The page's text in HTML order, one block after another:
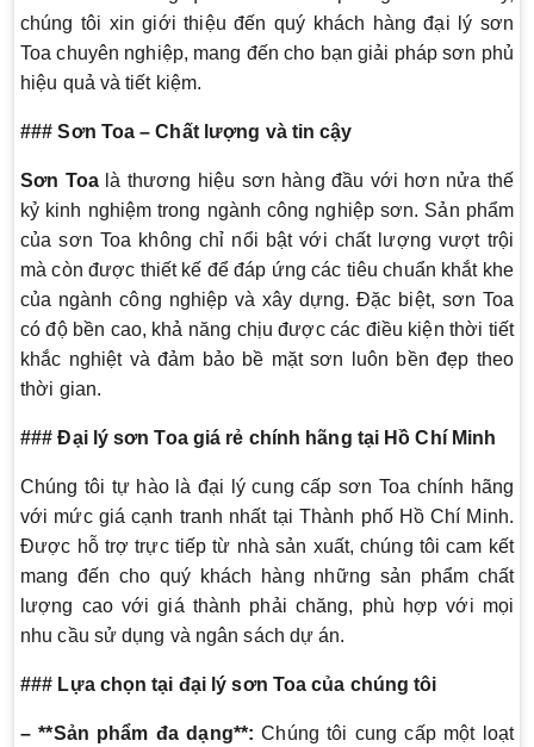
chúng tôi xin giới thiệu đến quý khách hàng đại lý sơn
Toa chuyên nghiệp, mang đến cho bạn giải pháp sơn phủ
hiệu quả và tiết kiệm.
### Sơn Toa – Chất lượng và tin cậy
Sơn Toalà thương hiệu sơn hàng đầu với hơn nửa thế
kỷ kinh nghiệm trong ngành công nghiệp sơn. Sản phẩm
của sơn Toa không chỉ nổi bật với chất lượng vượt trội
mà còn được thiết kế để đáp ứng các tiêu chuẩn khắt khe
của ngành công nghiệp và xây dựng. Đặc biệt, sơn Toa
có độ bền cao, khả năng chịu được các điều kiện thời tiết
khắc nghiệt và đảm bảo bề mặt sơn luôn bền đẹp theo
thời gian.
### Đại lý sơn Toa giá rẻ chính hãng tại Hồ Chí Minh
Chúng tôi tự hào là đại lý cung cấp sơn Toa chính hãng
với mức giá cạnh tranh nhất tại Thành phố Hồ Chí Minh.
Được hỗ trợ trực tiếp từ nhà sản xuất, chúng tôi cam kết
mang đến cho quý khách hàng những sản phẩm chất
lượng cao với giá thành phải chăng, phù hợp với mọi
nhu cầu sử dụng và ngân sách dự án.
### Lựa chọn tại đại lý sơn Toa của chúng tôi
– **Sản phẩm đa dạng**: Chúng tôi cung cấp một loạt